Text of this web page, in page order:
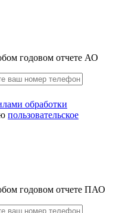
годовом отчете АО
обработки
пользовательское
годовом отчете ПАО